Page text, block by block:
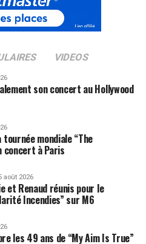
VIDEOS
son concert au Hollywood
tournée mondiale “The
concert à Paris
août 2026
et Renaud réunis pour le
Incendies” sur M6
les 49 ans de “My Aim Is True”